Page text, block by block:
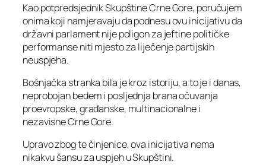
Kao potpredsjednik Skupštine Crne Gore, poručujem
onima koji namjeravaju da podnesu ovu inicijativu da
državni parlament nije poligon za jeftine političke
performanse niti mjesto za liječenje partijskih
neuspjeha.
Bošnjačka stranka bila je kroz istoriju, a to je i danas,
neprobojan bedem i posljednja brana očuvanja
proevropske, građanske, multinacionalne i
nezavisne Crne Gore.
Upravo zbog te činjenice, ova inicijativa nema
nikakvu šansu za uspjeh u Skupštini.